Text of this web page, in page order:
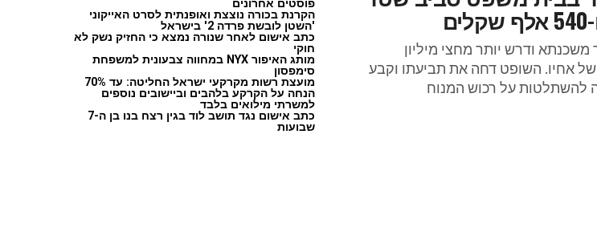
משכנתא ודרש יותר מחצי מיליון
של אחיו. השופט דחה את תביעתו וקבע
להשתלטות על רכוש המנוח
פוסטים אחרונים
הקרנת בכורה נוצצת ואופנתית לסרט האייקוני
'השטן לובשת פרדה 2' בישראל
כתב אישום לאחר שנורה נמצא כי החזיק נשק לא
חוקי
מותג האיפור NYX במחווה צבעונית למשפחת
סימפסון
מועצת רשות מקרקעי ישראל החליטה: עד 70%
הנחה על הקרקע בלהבים וביישובים נוספים
למשרתי מילואים בלבד
כתב אישום נגד תושב לוד בגין רצח בנו בן ה-7
שבועות